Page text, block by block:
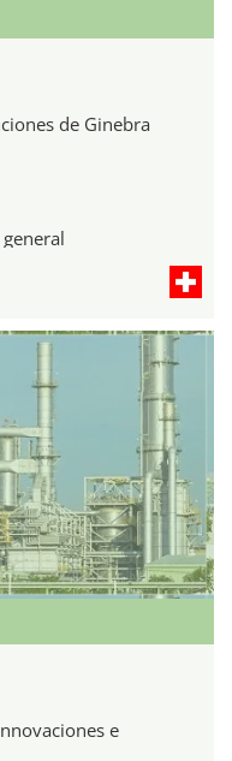
de Ginebra
e